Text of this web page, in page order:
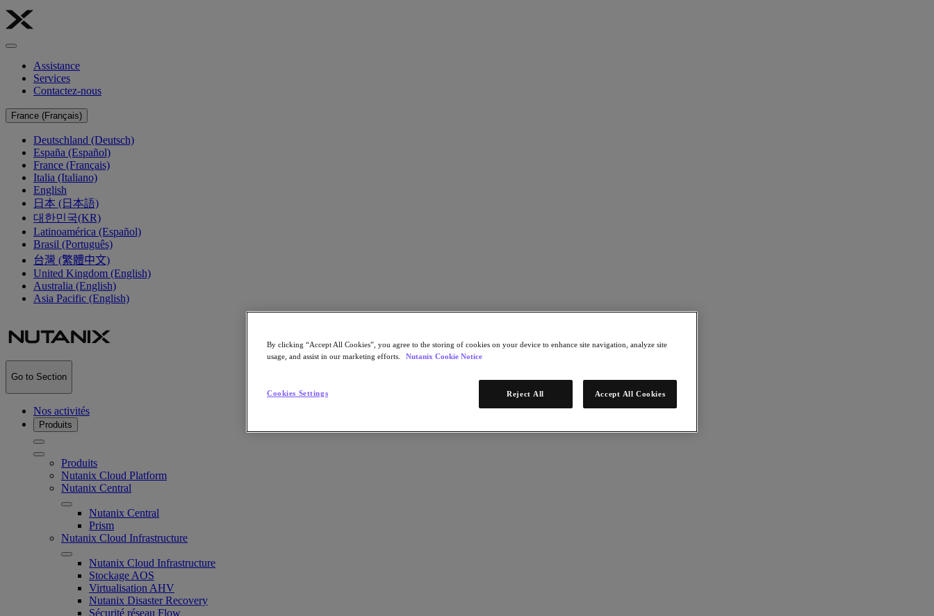
Assistance
Services
Contactez-nous
France (Français)
Deutschland (Deutsch)
España (Español)
France (Français)
Italia (Italiano)
English
日本 (日本語)
대한민국(KR)
Latinoamérica (Español)
Brasil (Português)
台灣 (繁體中文)
United Kingdom (English)
Australia (English)
Asia Pacific (English)
Go to Section
Nos activités
Produits
Produits
Nutanix Cloud Platform
Nutanix Central
Nutanix Central
Prism
Nutanix Cloud Infrastructure
Nutanix Cloud Infrastructure
Stockage AOS
Virtualisation AHV
Nutanix Disaster Recovery
Sécurité réseau Flow
By clicking “Accept All Cookies”, you agree to the storing of cookies on your device to enhance site navigation, analyze site
usage, and assist in our marketing efforts.
Nutanix Cookie Notice
Cookies Settings Reject All Accept All Cookies